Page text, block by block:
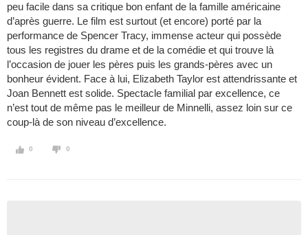
peu facile dans sa critique bon enfant de la famille américaine
d’après guerre. Le film est surtout (et encore) porté par la
performance de Spencer Tracy, immense acteur qui possède
tous les registres du drame et de la comédie et qui trouve là
l’occasion de jouer les pères puis les grands-pères avec un
bonheur évident. Face à lui, Elizabeth Taylor est attendrissante et
Joan Bennett est solide. Spectacle familial par excellence, ce
n’est tout de même pas le meilleur de Minnelli, assez loin sur ce
coup-là de son niveau d’excellence.
0 0